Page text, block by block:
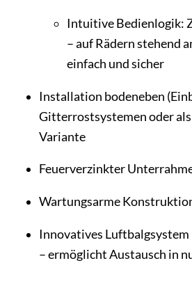
Intuitive Bedienlogik:
– auf Rädern stehend
einfach und sicher
Installation bodeneben
Gitterrostsystemen oder
Variante
Feuerverzinkter
Wartungsarme
Innovatives
– ermöglicht Austausch in